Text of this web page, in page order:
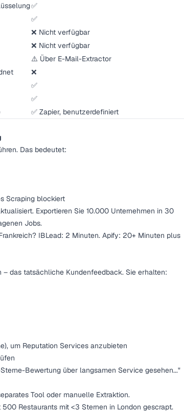
✅
✅
❌ Nicht verfügbar
❌ Nicht verfügbar
⚠️ Über E-Mail-Extractor
❌
✅
✅
✅ Zapier, benutzerdefiniert
Das bedeutet:
Scraping blockiert
Exportieren Sie 10.000 Unternehmen in 30
Jobs.
IBLead: 2 Minuten. Apify: 20+ Minuten plus
das tatsächliche Kundenfeedback. Sie erhalten:
um Reputation Services anzubieten
Bewertung über langsamen Service gesehen..."
Tool oder manuelle Extraktion.
Restaurants mit <3 Sternen in London gescrapt.